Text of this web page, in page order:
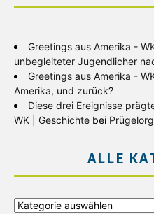
Greetings aus Amerika -
unbegleiteter Jugendlicher
Greetings aus Amerika -
Amerika, und zurück?
Diese drei Ereignisse
WK | Geschichte bei
ALLE
Alle